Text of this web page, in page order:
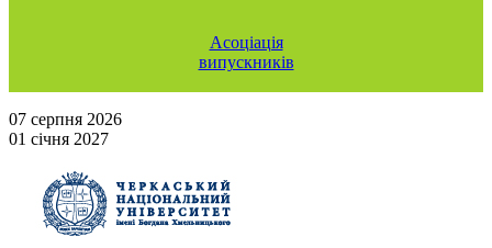
Асоціація
випускників
07 серпня 2026
01 січня 2027